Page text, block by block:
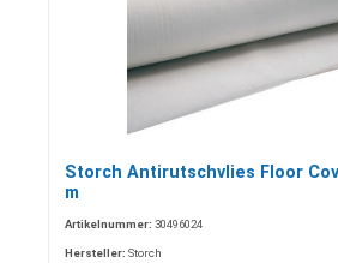
Storch Antirutschvlies Floor
m
Artikelnummer: 30496024
Hersteller: Storch